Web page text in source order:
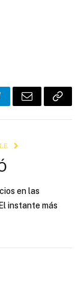
Email Copy
en las
instante más